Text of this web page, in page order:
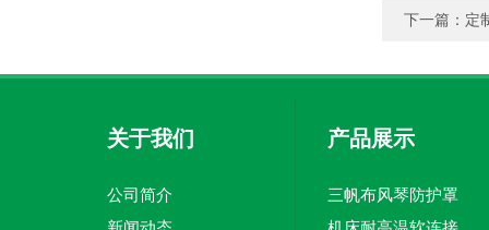
下一篇： 定
关于我们
公司简介
产品展示
三帆布风琴防护罩